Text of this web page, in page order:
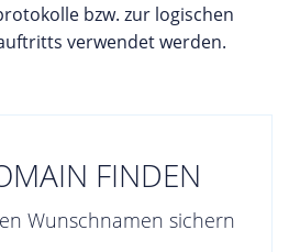
bzw. zur logischen
verwendet werden.
FINDEN
Wunschnamen sichern